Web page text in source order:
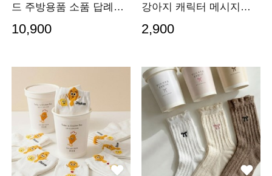
드 주방용품 소품 답례품
10,900
강아지 캐릭터 메시지컵
2,900